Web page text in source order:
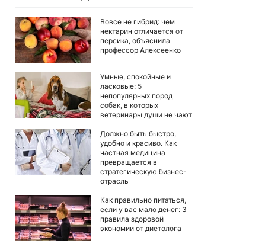
Вовсе не гибрид: чем
нектарин отличается от
персика, объяснила
профессор Алексеенко
Умные, спокойные и
ласковые: 5
непопулярных пород
собак, в которых
ветеринары души не чают
Должно быть быстро,
удобно и красиво. Как
частная медицина
превращается в
стратегическую бизнес-
отрасль
Как правильно питаться,
если у вас мало денег: 3
правила здоровой
экономии от диетолога